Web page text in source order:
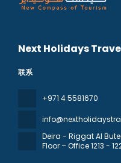
Next Holidays
联系
+971 4 5581670
Deira - Riggat Al
Floor – Office 1213 -